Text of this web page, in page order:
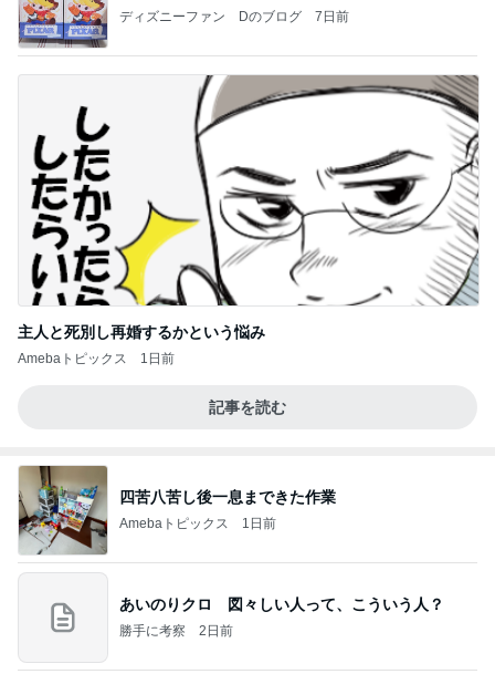
ディズニーファン Dのブログ 7日前
主人と死別し再婚するかという悩み
Amebaトピックス 1日前
記事を読む
四苦八苦し後一息まできた作業
Amebaトピックス 1日前
あいのりクロ 図々しい人って、こういう人？
勝手に考察 2日前